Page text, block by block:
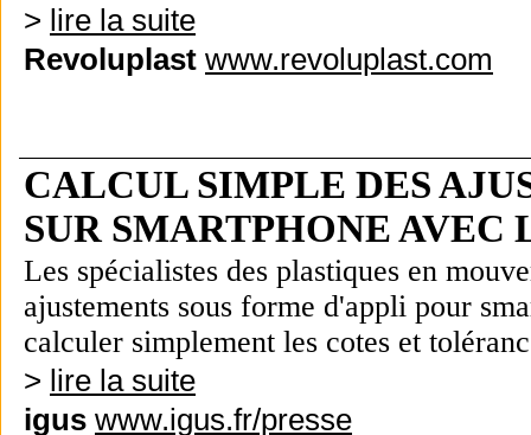
> lire la suite
Revoluplast www.revoluplast.com
CALCUL SIMPLE DES
SUR SMARTPHONE
Les spécialistes des plastiques en
ajustements sous forme d'appli pour
calculer simplement les cotes et
> lire la suite
igus www.igus.fr/presse